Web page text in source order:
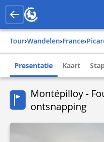
Tour› Wandelen› france›
Presentatie Kaart
Montépilloy -
ontsnapping